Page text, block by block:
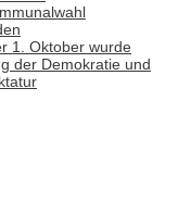
1. Oktober wurde
der Demokratie und